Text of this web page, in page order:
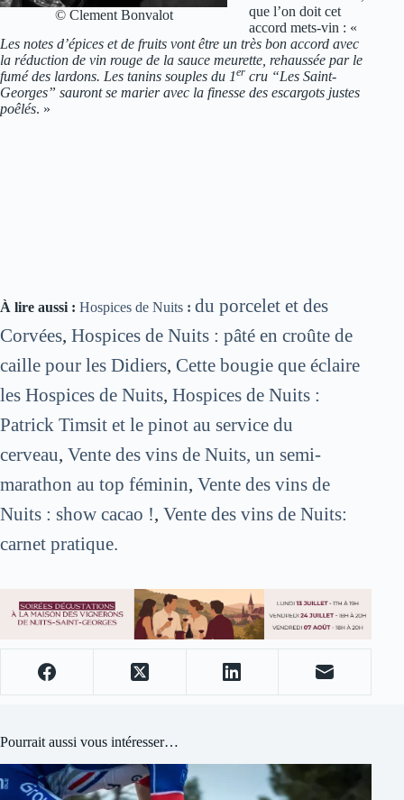
© Clement Bonvalot
que l’on doit cet
accord mets-vin : «
Les notes d’épices et de fruits vont être un très bon accord avec
la réduction de vin rouge de la sauce meurette, rehaussée par le
fumé des lardons. Les tanins souples du 1er cru “Les Saint-
Georges” sauront se marier avec la finesse des escargots justes
poêlés. »
À lire aussi : Hospices de Nuits : du porcelet et des
Corvées, Hospices de Nuits : pâté en croûte de
caille pour les Didiers, Cette bougie que éclaire
les Hospices de Nuits, Hospices de Nuits :
Patrick Timsit et le pinot au service du
cerveau, Vente des vins de Nuits, un semi-
marathon au top féminin, Vente des vins de
Nuits : show cacao !, Vente des vins de Nuits:
carnet pratique.
Pourrait aussi vous intéresser…